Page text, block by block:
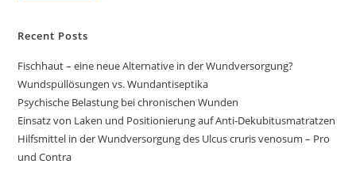
Recent Posts
Fischhaut – eine neue Alternative in der Wundversorgung?
Wundspüllösungen vs. Wundantiseptika
Psychische Belastung bei chronischen Wunden
Einsatz von Laken und Positionierung auf Anti-Dekubitusmatratzen
Hilfsmittel in der Wundversorgung des Ulcus cruris venosum – Pro
und Contra